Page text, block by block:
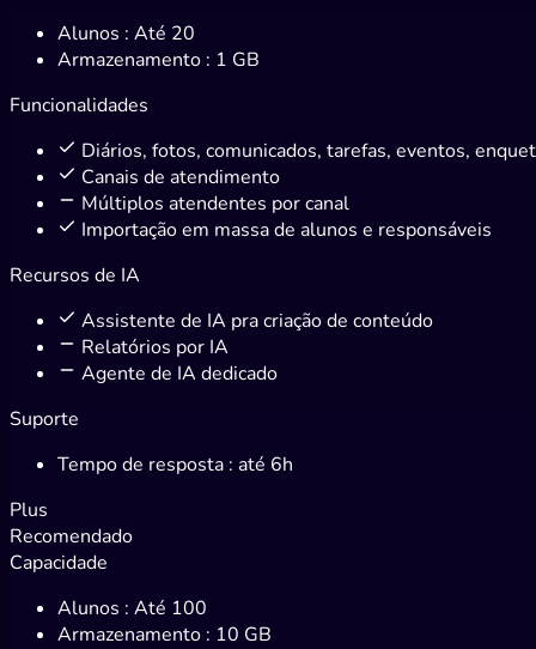
Alunos : Até 20
Armazenamento : 1 GB
Funcionalidades
Diários, fotos, comunicados, tarefas, eventos,
Canais de atendimento
Múltiplos atendentes por canal
Importação em massa de alunos e responsáveis
Recursos de IA
Assistente de IA pra criação de conteúdo
Relatórios por IA
Agente de IA dedicado
Suporte
Tempo de resposta : até 6h
Plus
Recomendado
Capacidade
Alunos : Até 100
Armazenamento : 10 GB